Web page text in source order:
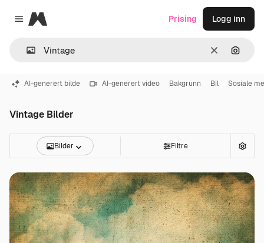
Close menu
Magnific
Slett Søk
Prising Logg inn
AI-generert bilde AI-generert video Bakgrunn Bil Sosiale
Vintage Bilder
Bilder Filtre